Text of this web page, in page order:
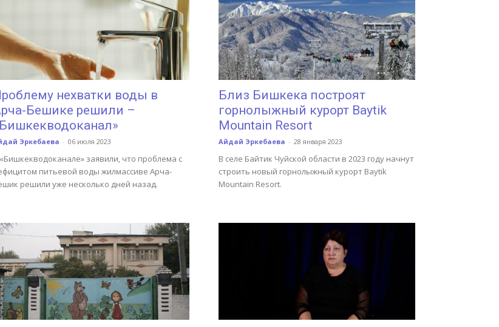
нехватки воды в
Бешике решили –
Эркебаева - 06 июля 2023
заявили, что проблема с
питьевой воды жилмассиве Арча-
решили уже несколько дней назад.
Близ Бишкека построят
горнолыжный курорт Baуtik
Mountain Resort
Айдай Эркебаева - 28 января 2023
В селе Байтик Чуйской области в 2023 году начнут
строить новый горнолыжный курорт Baуtik
Mountain Resort.